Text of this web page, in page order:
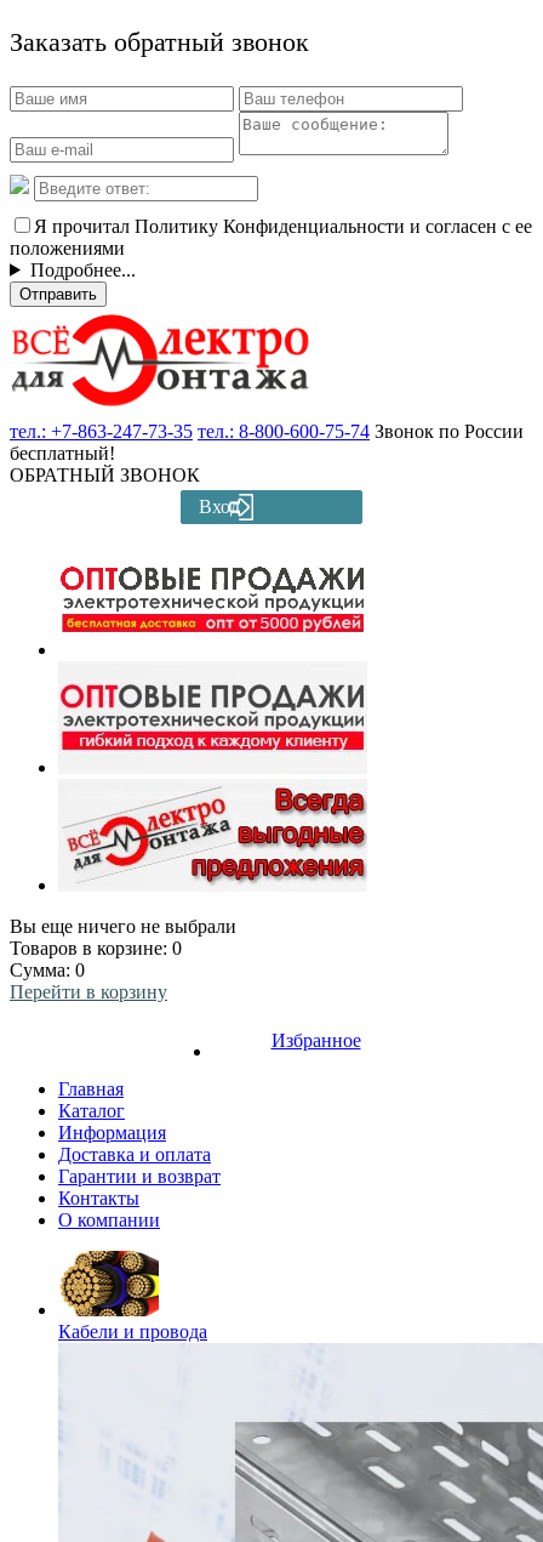
Заказать обратный звонок
Я прочитал Политику Конфиденциальности и согласен с ее
положениями
Подробнее...
Отправить
тел.: +7-863-247-73-35 тел.: 8-800-600-75-74 Звонок по России
бесплатный!
ОБРАТНЫЙ ЗВОНОК
Вход
Вы еще ничего не выбрали
Товаров в корзине: 0
Сумма: 0
Перейти в корзину
Избранное
Главная
Каталог
Информация
Доставка и оплата
Гарантии и возврат
Контакты
О компании
Кабели и провода